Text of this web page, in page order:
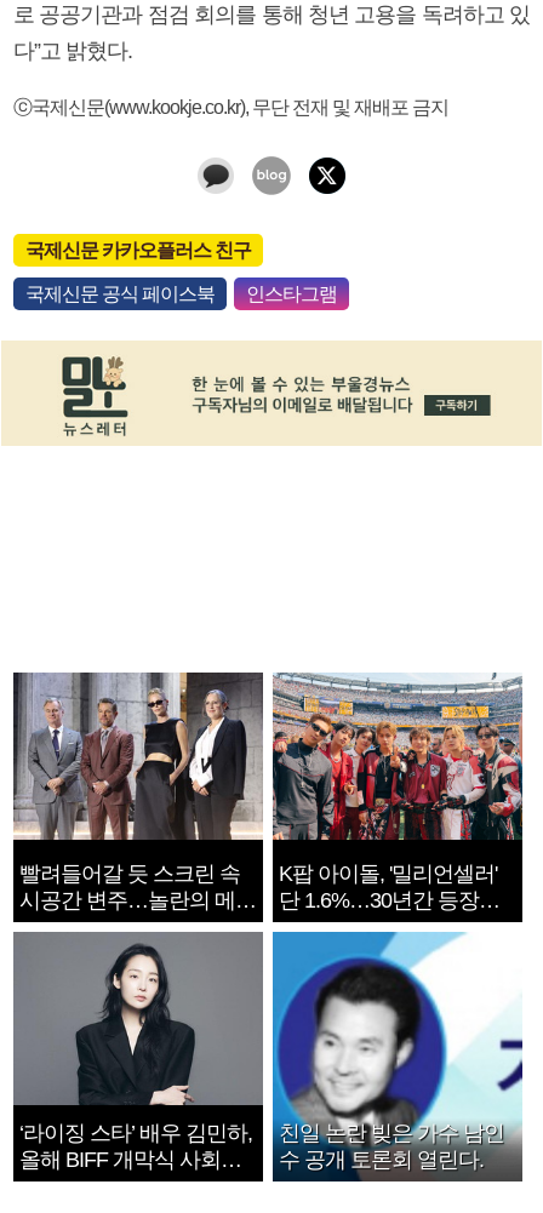
로 공공기관과 점검 회의를 통해 청년 고용을 독려하고 있
다”고 밝혔다.
ⓒ국제신문(www.kookje.co.kr), 무단 전재 및 재배포 금지
국제신문 카카오플러스 친구
국제신문 공식 페이스북 인스타그램
빨려들어갈 듯 스크린 속
시공간 변주…놀란의 메시
지는 ‘전쟁 속죄’
K팝 아이돌, '밀리언셀러'
단 1.6%…30년간 등장
1182개팀 전수조사
‘라이징 스타’ 배우 김민하,
올해 BIFF 개막식 사회자
확정
친일 논란 빚은 가수 남인
수 공개 토론회 열린다.